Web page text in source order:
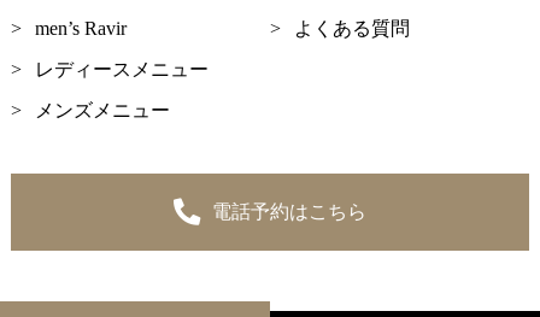
men’s Ravir
よくある質問
レディースメニュー
メンズメニュー
電話予約はこちら